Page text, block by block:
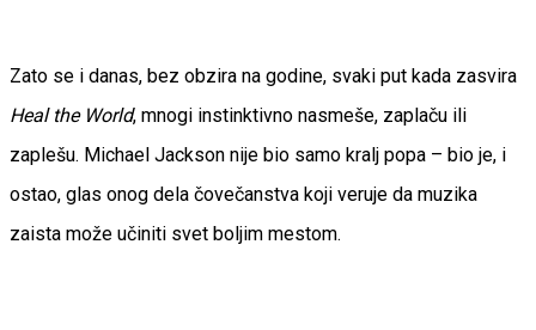
Zato se i danas, bez obzira na godine, svaki put kada zasvira
Heal the World, mnogi instinktivno nasmeše, zaplaču ili
zaplešu. Michael Jackson nije bio samo kralj popa – bio je, i
ostao, glas onog dela čovečanstva koji veruje da muzika
zaista može učiniti svet boljim mestom.